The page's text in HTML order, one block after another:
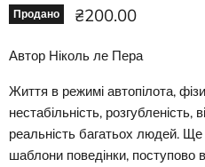
Продано Ціна зараз
₴200.00
Автор Ніколь ле Пера
Життя в режимі автопілота,
нестабільність, розгубленість,
реальність багатьох людей.
шаблони поведінки, поступово